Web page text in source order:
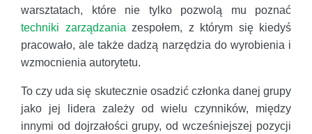
warsztatach, które nie tylko pozwolą mu poznać
techniki zarządzania zespołem, z którym się kiedyś
pracowało, ale także dadzą narzędzia do wyrobienia i
wzmocnienia autorytetu.
To czy uda się skutecznie osadzić członka danej grupy
jako jej lidera zależy od wielu czynników, między
innymi od dojrzałości grupy, od wcześniejszej pozycji